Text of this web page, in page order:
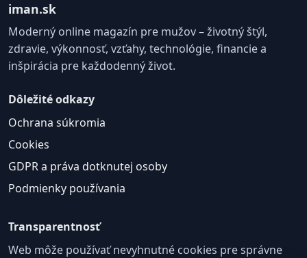
iman.sk
Moderný online magazín pre mužov – životný štýl,
zdravie, výkonnosť, vzťahy, technológie, financie a
inšpirácia pre každodenný život.
Dôležité odkazy
Ochrana súkromia
Cookies
GDPR a práva dotknutej osoby
Podmienky používania
Transparentnosť
Web môže používať nevyhnutné cookies pre správne